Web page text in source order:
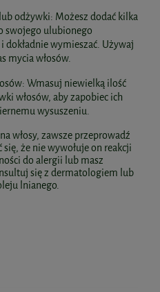
odżywki: Możesz dodać kilka
swojego ulubionego
wymieszać. Używaj
mycia włosów.
Wmasuj niewielką ilość
włosów, aby zapobiec ich
wysuszeniu.
włosy, zawsze przeprowadź
że nie wywołuje on reakcji
do alergii lub masz
się z dermatologiem lub
lnianego.